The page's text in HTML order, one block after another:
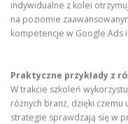
indywidualne z kolei
na poziomie
kompetencje w Google Ads
Praktyczne przykłady z
W trakcie szkoleń
różnych branż, dzięki czemu
strategie sprawdzają się w